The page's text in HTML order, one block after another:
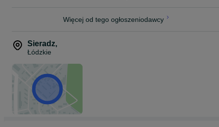
Więcej od tego ogłoszeniodawcy
Sieradz,
Łódzkie